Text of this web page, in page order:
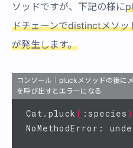
ソッドですが、下記の様に
ドチェーンでdistinctメソ
が発生します。
コンソール｜pluckメソッドの後に
を呼び出すとエラーになる
Cat.pluck ( :species )
NoMethodError: